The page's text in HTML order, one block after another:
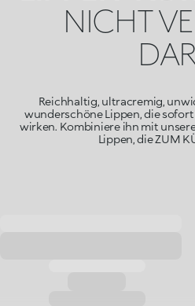
NICHT
Reichhaltig, ultracremig,
wunderschöne Lippen, die
wirken. Kombiniere ihn mit
Lippen, die ZUM